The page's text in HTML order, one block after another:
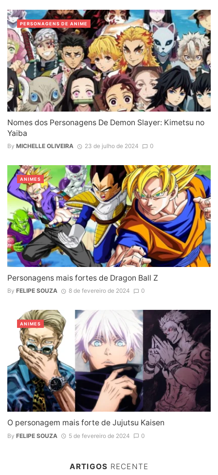
Nomes dos Personagens De Demon Slayer: Kimetsu no
Yaiba
By MICHELLE OLIVEIRA 23 de julho de 2024 0
PERSONAGENS DE ANIME
Personagens mais fortes de Dragon Ball Z
By FELIPE SOUZA 8 de fevereiro de 2024 0
ANIMES
O personagem mais forte de Jujutsu Kaisen
By FELIPE SOUZA 5 de fevereiro de 2024 0
ANIMES
ARTIGOS RECENTE